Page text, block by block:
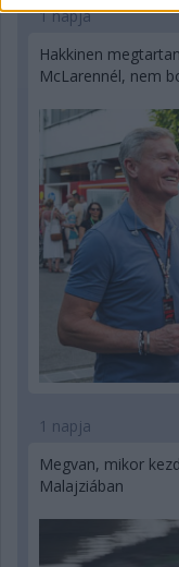
1 napja
Hakkinen
McLarennél, nem
1 napja
Megvan, mikor
Malajziában